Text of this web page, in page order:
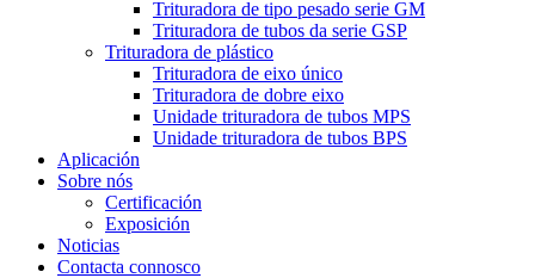
Trituradora de tipo pesado serie GM
Trituradora de tubos da serie GSP
Trituradora de plástico
Trituradora de eixo único
Trituradora de dobre eixo
Unidade trituradora de tubos MPS
Unidade trituradora de tubos BPS
Aplicación
Sobre nós
Certificación
Exposición
Noticias
Contacta connosco